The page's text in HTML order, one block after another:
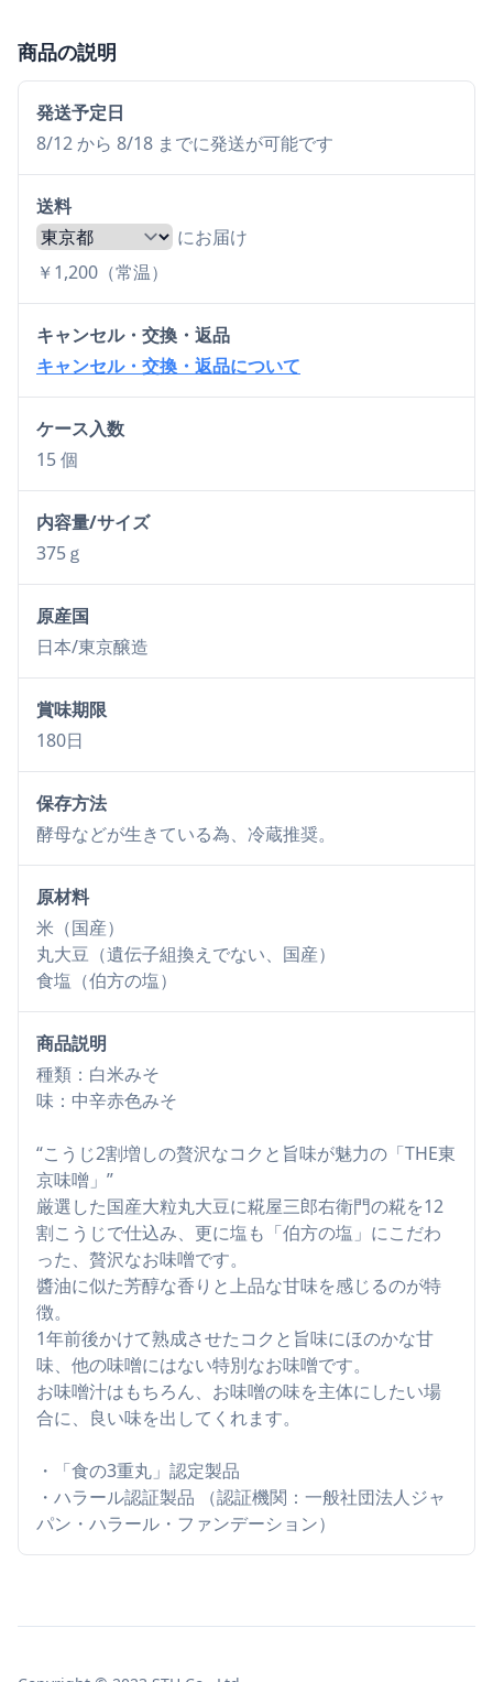
商品の説明
発送予定日
8/12 から 8/18 までに発送が可能です
送料
にお届け
￥1,200（常温）
キャンセル・交換・返品
キャンセル・交換・返品について
ケース入数
15 個
内容量/サイズ
375ｇ
原産国
日本/東京醸造
賞味期限
180日
保存方法
酵母などが生きている為、冷蔵推奨。
原材料
米（国産）
丸大豆（遺伝子組換えでない、国産）
食塩（伯方の塩）
商品説明
種類：白米みそ
味：中辛赤色みそ
“こうじ2割増しの贅沢なコクと旨味が魅力の「THE東
京味噌」”
厳選した国産大粒丸大豆に糀屋三郎右衛門の糀を12
割こうじで仕込み、更に塩も「伯方の塩」にこだわ
った、贅沢なお味噌です。
醬油に似た芳醇な香りと上品な甘味を感じるのが特
徴。
1年前後かけて熟成させたコクと旨味にほのかな甘
味、他の味噌にはない特別なお味噌です。
お味噌汁はもちろん、お味噌の味を主体にしたい場
合に、良い味を出してくれます。
・「食の3重丸」認定製品
・ハラール認証製品 （認証機関：一般社団法人ジャ
パン・ハラール・ファンデーション）